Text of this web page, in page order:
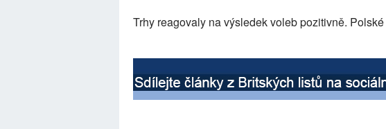
Trhy reagovaly na výsledek voleb pozitivně.